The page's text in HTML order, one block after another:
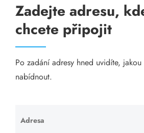
Připojení k internetu
Odkazy
Katalog A-seznam.cz
Visací zámky - TOKOZ
Zadejte adresu,
chcete připojit
Po zadání adresy hned uvidíte,
nabídnout.
Adresa
Ponechte